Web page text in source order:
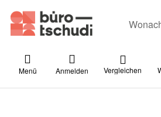
Menü Anmelden Vergleichen